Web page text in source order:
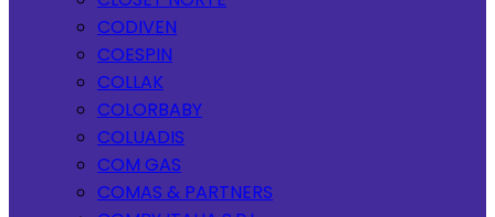
CODIVEN
COESPIN
COLLAK
COLORBABY
COLUADIS
COM GAS
COMAS & PARTNERS